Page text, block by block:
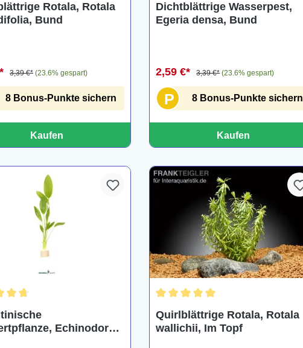
Rotala, Rotala
Bund
3,39 €* (23.6% gespart)
8 Bonus-Punkte sichern
Kaufen
Dichtblättrige Wasserpest,
Egeria densa, Bund
2,59 €* 3,39 €* (23.6% gespart)
P 8 Bonus-Punkte sichern
Kaufen
Echinodorus
Quirlblättrige Rotala, Rotala
wallichii, Im Topf